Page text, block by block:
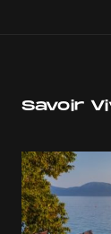
Savoir